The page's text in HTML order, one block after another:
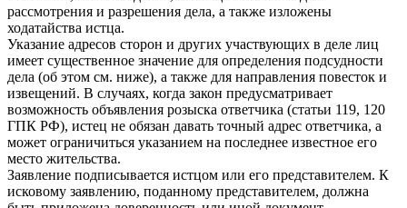
рассмотрения и разрешения дела, а также изложены
ходатайства истца.
Указание адресов сторон и других участвующих в деле лиц
имеет существенное значение для определения подсудности
дела (об этом см. ниже), а также для направления повесток и
извещений. В случаях, когда закон предусматривает
возможность объявления розыска ответчика (статьи 119, 120
ГПК РФ), истец не обязан давать точный адрес ответчика, а
может ограничиться указанием на последнее известное его
место жительства.
Заявление подписывается истцом или его представителем. К
исковому заявлению, поданному представителем, должна